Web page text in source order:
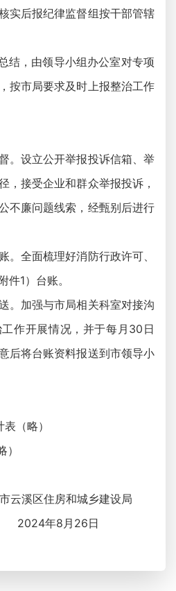
实后报纪律监督组按干部管辖
，由领导小组办公室对专项
按市局要求及时上报整治工作
设立公开举报投诉信箱、举
，接受企业和群众举报投诉，
不廉问题线索，经甄别后进行
全面梳理好消防行政许可、
件1）台账。
加强与市局相关科室对接沟
作开展情况，并于每月30日
后将台账资料报送到市领导小
（略）
云溪区住房和城乡建设局
2024年8月26日